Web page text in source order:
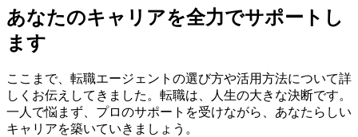
あなたのキャリアを全力でサポートし
ます
ここまで、転職エージェントの選び方や活用方法について詳
しくお伝えしてきました。転職は、人生の大きな決断です。
一人で悩まず、プロのサポートを受けながら、あなたらしい
キャリアを築いていきましょう。